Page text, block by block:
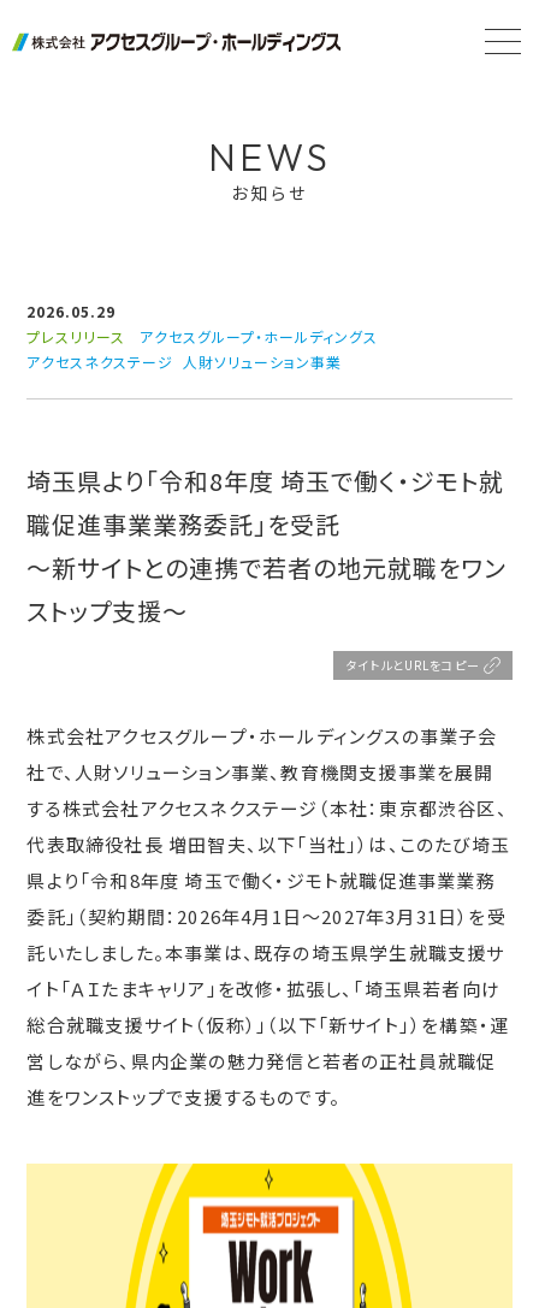
NEWS
お知らせ
2026.05.29
プレスリリース
アクセスグループ・ホールディングス
アクセスネクステージ
人財ソリューション事業
埼玉県より「令和8年度 埼玉で働く・ジモト就
職促進事業業務委託」を受託
～新サイトとの連携で若者の地元就職をワン
ストップ支援～
タイトルとURLをコピー
株式会社アクセスグループ・ホールディングスの事業子会
社で、人財ソリューション事業、教育機関支援事業を展開
する株式会社アクセスネクステージ（本社：東京都渋谷区、
代表取締役社長 増田智夫、以下「当社」）は、このたび埼玉
県より「令和8年度 埼玉で働く・ジモト就職促進事業業務
委託」（契約期間：2026年4月1日～2027年3月31日）を受
託いたしました。本事業は、既存の埼玉県学生就職支援サ
イト「ＡＩたまキャリア」を改修・拡張し、「埼玉県若者向け
総合就職支援サイト（仮称）」（以下「新サイト」）を構築・運
営しながら、県内企業の魅力発信と若者の正社員就職促
進をワンストップで支援するものです。